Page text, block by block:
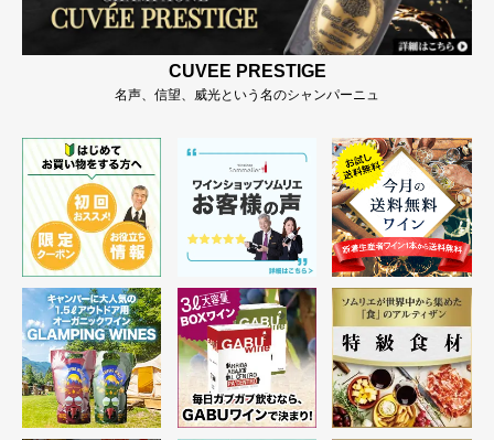
CUVEE PRESTIGE
名声、信望、威光という名のシャンパーニュ